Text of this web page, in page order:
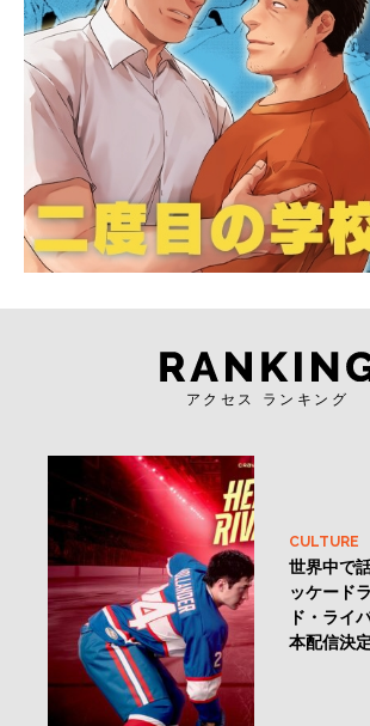
アクセス ランキング
CULTURE
世界中で
ッケード
ド・ライ
本配信決